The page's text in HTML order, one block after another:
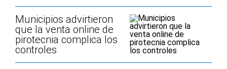
Municipios advirtieron
que la venta online de
pirotecnia complica los
controles